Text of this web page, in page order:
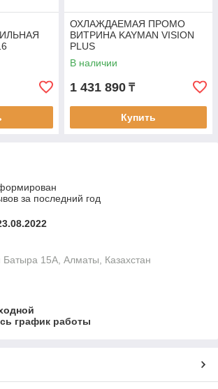
ОХЛАЖДАЕМАЯ ПРОМО
ВИТРИНА KAYMAN VISION
PLUS
В наличии
1 431 890 ₸
Купить
за последний год
Батыра 15А, Алматы, Казахстан
график работы